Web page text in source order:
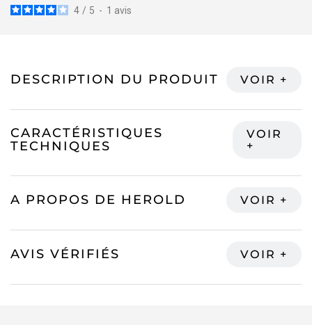
4 / 5 - 1 avis
DESCRIPTION DU PRODUIT
CARACTÉRISTIQUES
TECHNIQUES
A PROPOS DE HEROLD
AVIS VÉRIFIÉS